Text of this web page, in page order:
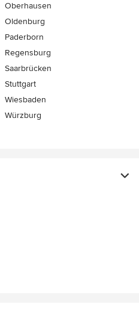
Oberhausen
Oldenburg
Paderborn
Regensburg
Saarbrücken
Stuttgart
Wiesbaden
Würzburg